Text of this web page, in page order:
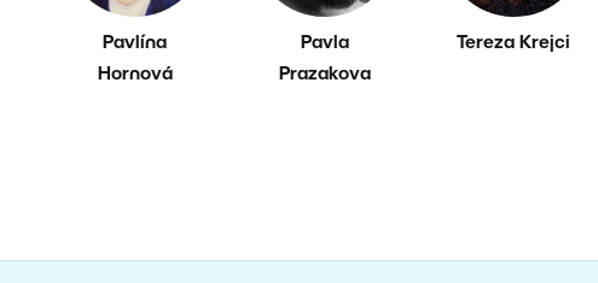
Pavlína
Hornová
Pavla
Prazakova
Tereza Krejci